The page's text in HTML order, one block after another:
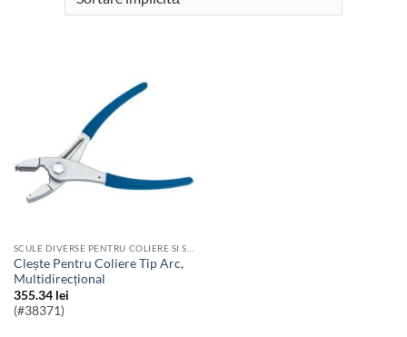
Clește Pentru Coliere Tip Arc,
Multidirecțional
355.34 lei
(#38371)